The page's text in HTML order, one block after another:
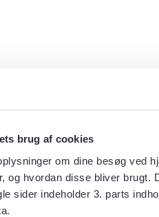
brug af cookies
om dine besøg ved
og hvordan disse bliver
sider indeholder 3. parts